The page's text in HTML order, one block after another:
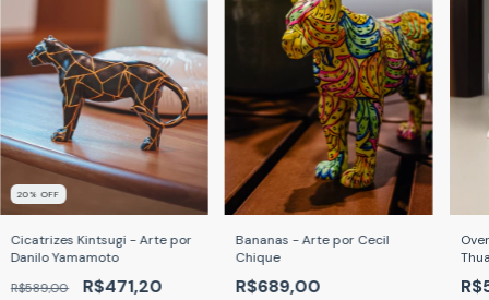
20% OFF
Cicatrizes Kintsugi - Arte por
Danilo Yamamoto
R$589,00 R$471,20
Bananas - Arte por Cecil
Chique
R$689,00